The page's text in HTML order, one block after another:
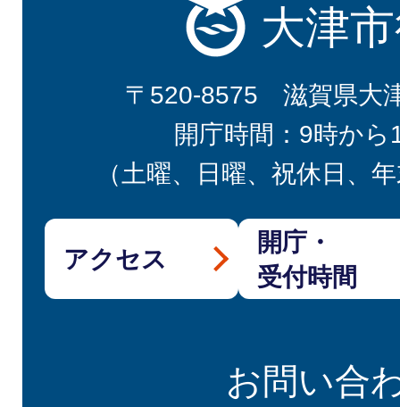
大津
〒520-8575 滋賀県大
開庁時間：9時から
（土曜、日曜、祝休日、
アクセス
開庁・
受付時間
お問い合